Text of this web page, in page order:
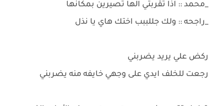
_محمد :: اذا تقربتي الها تصيرين بمكانها
_راجحه :: ولك جللببب اختك هاي يا نذل
ركض علي يريد يضربني
رجعت للخلف ايدي على وجهي خايفه منه يضربني